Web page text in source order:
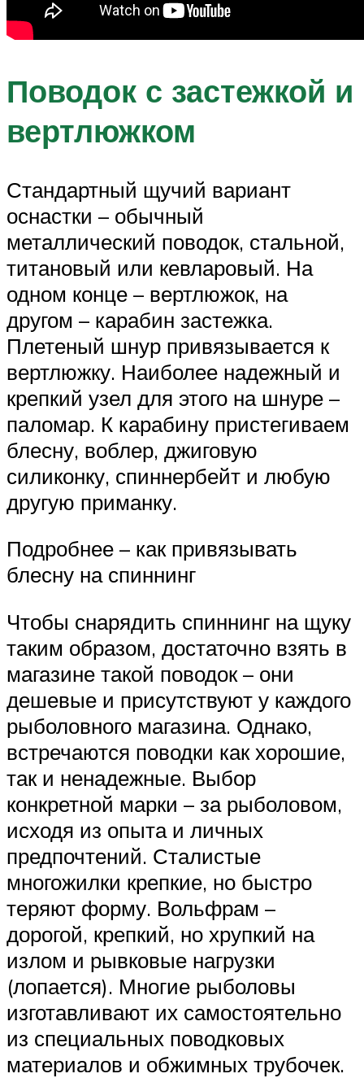
Поводок с застежкой и
вертлюжком
Стандартный щучий вариант
оснастки – обычный
металлический поводок, стальной,
титановый или кевларовый. На
одном конце – вертлюжок, на
другом – карабин застежка.
Плетеный шнур привязывается к
вертлюжку. Наиболее надежный и
крепкий узел для этого на шнуре –
паломар. К карабину пристегиваем
блесну, воблер, джиговую
силиконку, спиннербейт и любую
другую приманку.
Подробнее – как привязывать
блесну на спиннинг
Чтобы снарядить спиннинг на щуку
таким образом, достаточно взять в
магазине такой поводок – они
дешевые и присутствуют у каждого
рыболовного магазина. Однако,
встречаются поводки как хорошие,
так и ненадежные. Выбор
конкретной марки – за рыболовом,
исходя из опыта и личных
предпочтений. Сталистые
многожилки крепкие, но быстро
теряют форму. Вольфрам –
дорогой, крепкий, но хрупкий на
излом и рывковые нагрузки
(лопается). Многие рыболовы
изготавливают их самостоятельно
из специальных поводковых
материалов и обжимных трубочек.